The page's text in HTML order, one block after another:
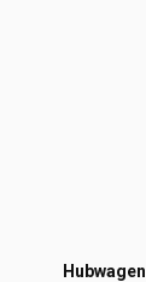
Hubwagen